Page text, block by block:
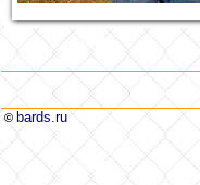
© bards.ru